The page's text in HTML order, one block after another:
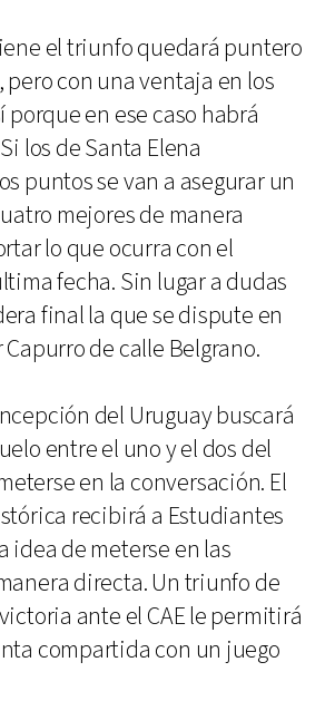
el triunfo quedará puntero
con una ventaja en los
en ese caso habrá
los de Santa Elena
puntos se van a asegurar un
mejores de manera
lo que ocurra con el
fecha. Sin lugar a dudas
final la que se dispute en
de calle Belgrano.
del Uruguay buscará
entre el uno y el dos del
en la conversación. El
recibirá a Estudiantes
idea de meterse en las
directa. Un triunfo de
ante el CAE le permitirá
compartida con un juego